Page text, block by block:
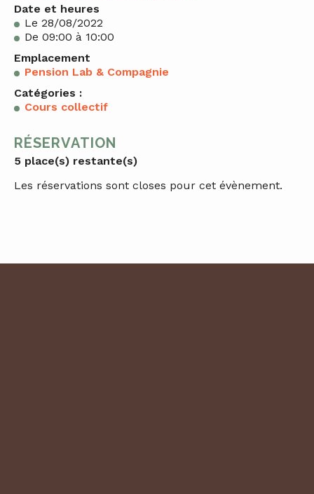
Date et heures
Le 28/08/2022
De 09:00 à 10:00
Emplacement
Pension Lab & Compagnie
Catégories :
Cours collectif
RÉSERVATION
5 place(s) restante(s)
Les réservations sont closes pour cet évènement.